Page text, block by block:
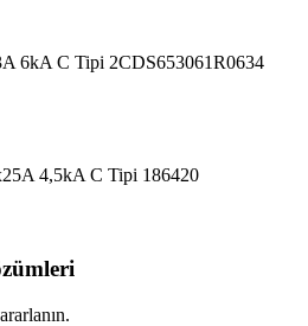
6kA C Tipi 2CDS653061R0634
4,5kA C Tipi 186420